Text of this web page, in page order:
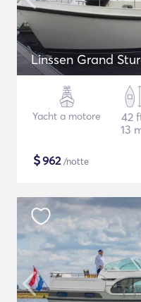
Linssen Grand
Yacht a motore
42
13
$962/notte